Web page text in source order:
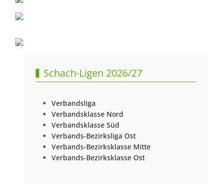
Schach-Ligen 2026/27
Verbandsliga
Verbandsklasse Nord
Verbandsklasse Süd
Verbands-Bezirksliga Ost
Verbands-Bezirksklasse Mitte
Verbands-Bezirksklasse Ost